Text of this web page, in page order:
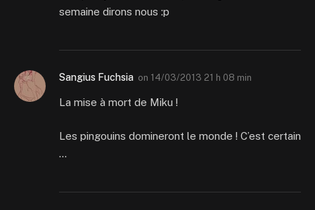
semaine dirons nous :p
Sangius Fuchsia on 14/03/2013 21 h 08 min
La mise à mort de Miku !
Les pingouins domineront le monde ! C’est certain
…